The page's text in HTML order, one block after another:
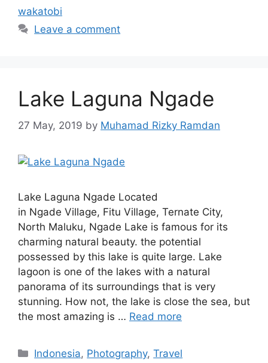
wakatobi
Leave a comment
Lake Laguna Ngade
27 May, 2019 by Muhamad Rizky Ramdan
Lake Laguna Ngade Located
in Ngade Village, Fitu Village, Ternate City,
North Maluku, Ngade Lake is famous for its
charming natural beauty. the potential
possessed by this lake is quite large. Lake
lagoon is one of the lakes with a natural
panorama of its surroundings that is very
stunning. How not, the lake is close the sea, but
the most amazing is … Read more
Indonesia, Photography,Travel